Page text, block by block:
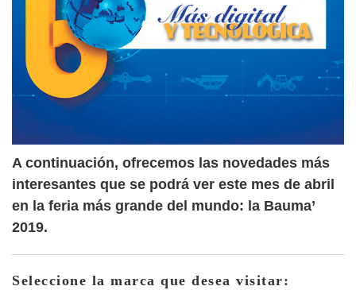
A continuación, ofrecemos las novedades más
interesantes que se podrá ver este mes de abril
en la feria más grande del mundo: la Bauma’
2019.
Seleccione la marca que desea visitar: